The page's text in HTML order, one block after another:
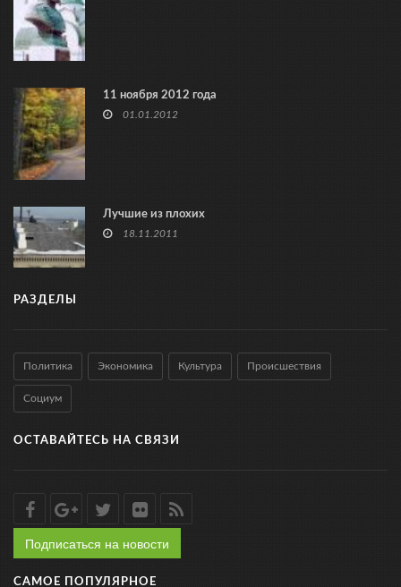
11 ноября 2012 года
01.01.2012
Лучшие из плохих
18.11.2011
РАЗДЕЛЫ
Политика Экономика Культура Происшествия
Социум
ОСТАВАЙТЕСЬ НА СВЯЗИ
Подписаться на новости
САМОЕ ПОПУЛЯРНОЕ